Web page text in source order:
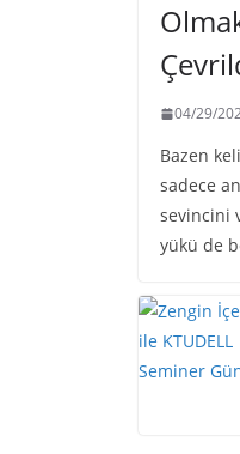
04/29/
Bazen
sadece
sevincini
yükü de